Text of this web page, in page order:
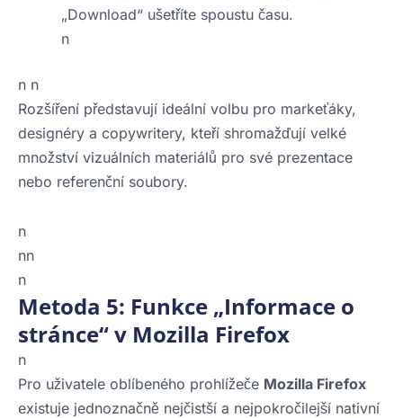
„Download“ ušetříte spoustu času.
n
n n
Rozšíření představují ideální volbu pro markeťáky,
designéry a copywritery, kteří shromažďují velké
množství vizuálních materiálů pro své prezentace
nebo referenční soubory.
n
nn
n
Metoda 5: Funkce „Informace o
stránce“ v Mozilla Firefox
n
Pro uživatele oblíbeného prohlížeče Mozilla Firefox
existuje jednoznačně nejčistší a nejpokročilejší nativní